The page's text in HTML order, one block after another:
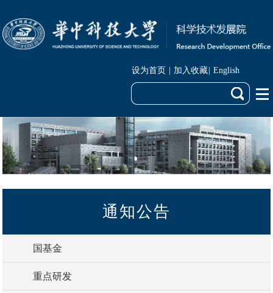
设为首页 | 加入收藏| English
通知公告
国基金
重点研发